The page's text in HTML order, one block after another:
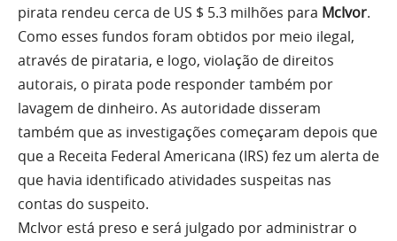
pirata rendeu cerca de US $ 5.3 milhões para McIvor.
Como esses fundos foram obtidos por meio ilegal,
através de pirataria, e logo, violação de direitos
autorais, o pirata pode responder também por
lavagem de dinheiro. As autoridade disseram
também que as investigações começaram depois que
que a Receita Federal Americana (IRS) fez um alerta de
que havia identificado atividades suspeitas nas
contas do suspeito.
McIvor está preso e será julgado por administrar o